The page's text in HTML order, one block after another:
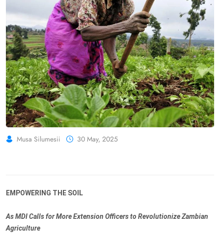
Musa Silumesii 30 May, 2025
EMPOWERING THE SOIL
As MDI Calls for More Extension Officers to Revolutionize Zambian
Agriculture